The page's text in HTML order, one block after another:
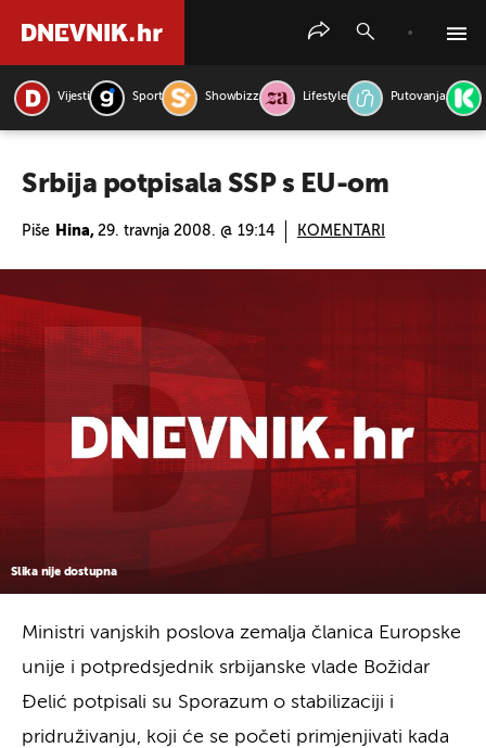
Vijesti Sport Showbizz Lifestyle Putovanja
Srbija potpisala SSP s EU-om
Piše Hina, 29. travnja 2008. @ 19:14 KOMENTARI
Slika nije dostupna
Ministri vanjskih poslova zemalja članica Europske
unije i potpredsjednik srbijanske vlade Božidar
Đelić potpisali su Sporazum o stabilizaciji i
pridruživanju, koji će se početi primjenjivati kada
PRETRAŽITE VIJESTI